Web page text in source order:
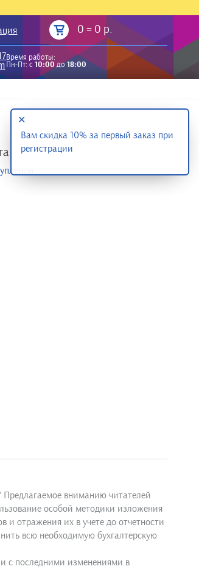
0 = 0 р.
Время работы:
Пн-Пт: с10:00до18:00
Предлагаемое вниманию читателей
особой методики изложения
и отражения их в учете до отчетности
всю необходимую бухгалтерскую
с последними изменениями в
Вам скидка 10% за первый заказ при
регистрации
✕